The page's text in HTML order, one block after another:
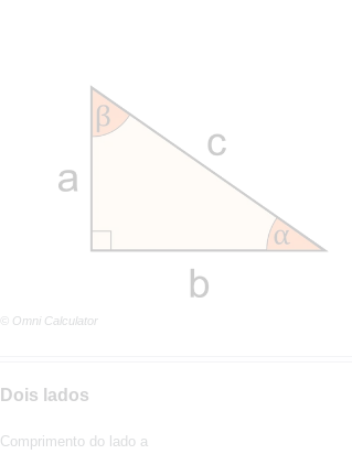
© Omni Calculator
Dois lados
Comprimento do lado a